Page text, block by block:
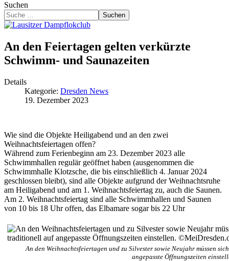
Suchen
Suchen
An den Feiertagen gelten verkürzte
Schwimm- und Saunazeiten
Details
Kategorie: Dresden News
19. Dezember 2023
Wie sind die Objekte Heiligabend und an den zwei
Weihnachtsfeiertagen offen?
Während zum Ferienbeginn am 23. Dezember 2023 alle
Schwimmhallen regulär geöffnet haben (ausgenommen die
Schwimmhalle Klotzsche, die bis einschließlich 4. Januar 2024
geschlossen bleibt), sind alle Objekte aufgrund der Weihnachtsruhe
am Heiligabend und am 1. Weihnachtsfeiertag zu, auch die Saunen.
Am 2. Weihnachtsfeiertag sind alle Schwimmhallen und Saunen
von 10 bis 18 Uhr offen, das Elbamare sogar bis 22 Uhr
An den Weihnachtsfeiertagen und zu Silvester sowie Neujahr müssen
angepasste Öffnungszeiten